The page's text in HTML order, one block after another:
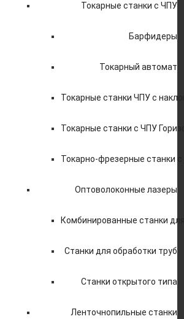
Токарные станки с ЧПУ
Барфидеры
Токарный автомат
Токарные станки ЧПУ c
Токарные станки с ЧПУ
Токарно-фрезерные станки
Оптоволоконные лазеры
Комбинированные станки
Станки для обработки труб
Станки открытого типа
Ленточнопильные станки